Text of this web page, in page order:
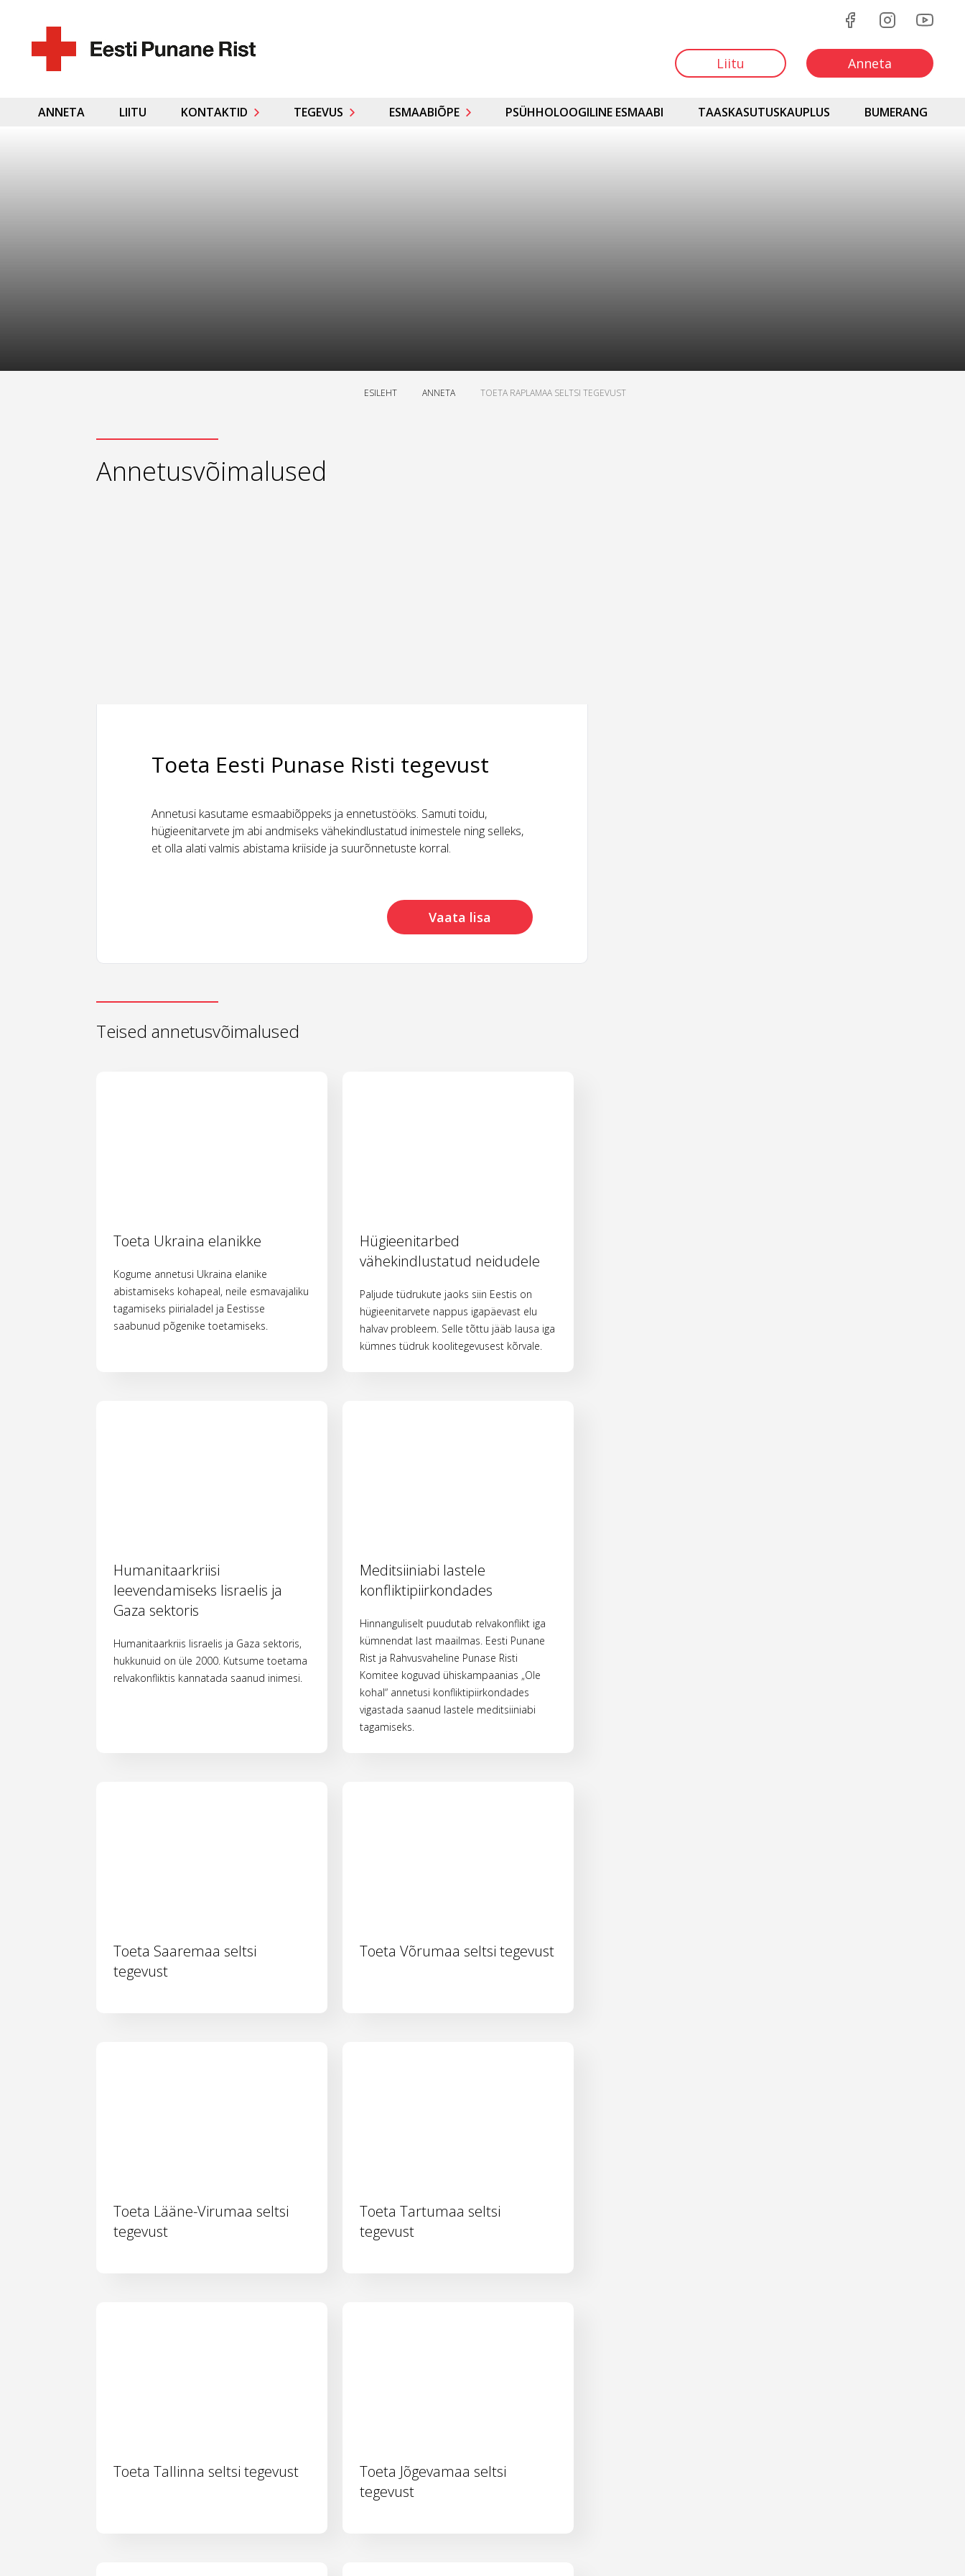
Liitu Anneta
ANNETA LIITU KONTAKTID TEGEVUS ESMAABIÕPE PSÜHHOLOOGILINE ESMAABI TAASKASUTUSKAUPLUS BUMERANG
ESILEHT ANNETA TOETA RAPLAMAA SELTSI TEGEVUST
Annetusvõimalused
Toeta Eesti Punase Risti tegevust
Annetusi kasutame esmaabiõppeks ja ennetustööks. Samuti toidu,
hügieenitarvete jm abi andmiseks vähekindlustatud inimestele ning selleks,
et olla alati valmis abistama kriiside ja suurõnnetuste korral.
Vaata lisa
Teised annetusvõimalused
Toeta Ukraina elanikke
Kogume annetusi Ukraina elanike
abistamiseks kohapeal, neile esmavajaliku
tagamiseks piirialadel ja Eestisse
saabunud põgenike toetamiseks.
Hügieenitarbed
vähekindlustatud neidudele
Paljude tüdrukute jaoks siin Eestis on
hügieenitarvete nappus igapäevast elu
halvav probleem. Selle tõttu jääb lausa iga
kümnes tüdruk koolitegevusest kõrvale.
Humanitaarkriisi
leevendamiseks Iisraelis ja
Gaza sektoris
Humanitaarkriis Iisraelis ja Gaza sektoris,
hukkunuid on üle 2000. Kutsume toetama
relvakonfliktis kannatada saanud inimesi.
Meditsiiniabi lastele
konfliktipiirkondades
Hinnanguliselt puudutab relvakonflikt iga
kümnendat last maailmas. Eesti Punane
Rist ja Rahvusvaheline Punase Risti
Komitee koguvad ühiskampaanias „Ole
kohal“ annetusi konfliktipiirkondades
vigastada saanud lastele meditsiiniabi
tagamiseks.
Toeta Saaremaa seltsi
tegevust
Toeta Võrumaa seltsi tegevust
Toeta Lääne-Virumaa seltsi
tegevust
Toeta Tartumaa seltsi
tegevust
Toeta Tallinna seltsi tegevust
Toeta Jõgevamaa seltsi
tegevust